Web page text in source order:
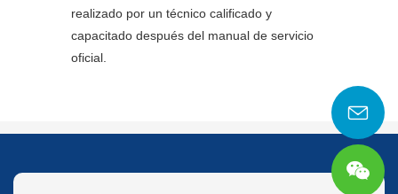
realizado por un técnico calificado y
capacitado después del manual de servicio
oficial.